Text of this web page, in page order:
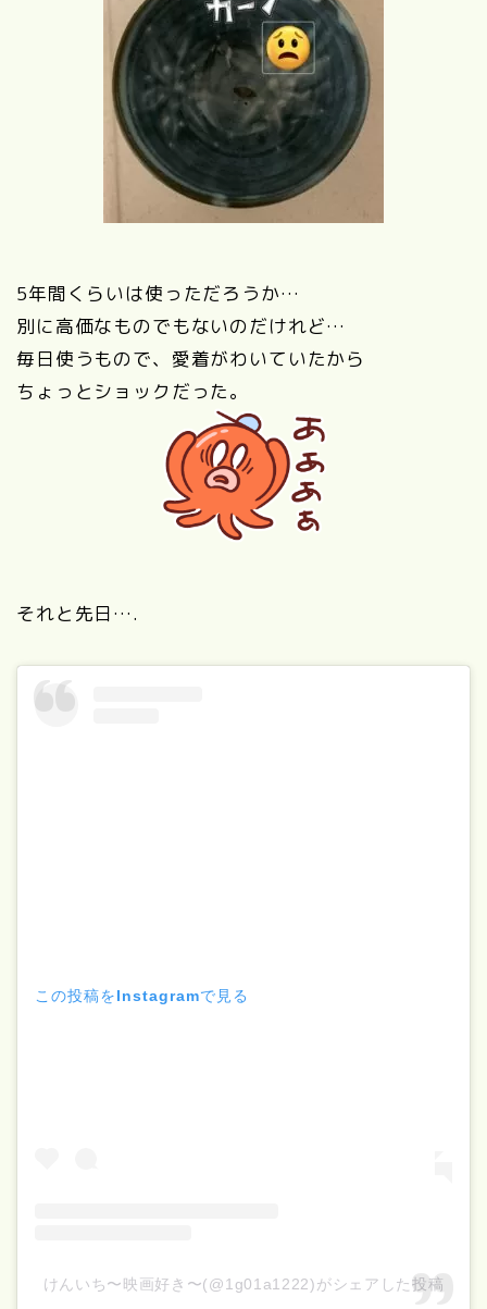
5年間くらいは使っただろうか…
別に高価なものでもないのだけれど…
毎日使うもので、愛着がわいていたから
ちょっとショックだった。
それと先日….
この投稿をInstagramで見る
けんいち〜映画好き〜(@1g01a1222)がシェアした投稿